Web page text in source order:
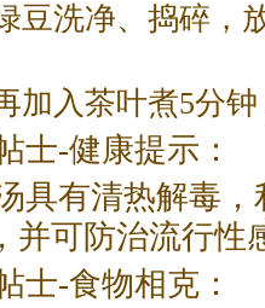
洗净、捣碎，放
入茶叶煮5分
-健康提示：
有清热解毒，
并可防治流行性
-食物相克：